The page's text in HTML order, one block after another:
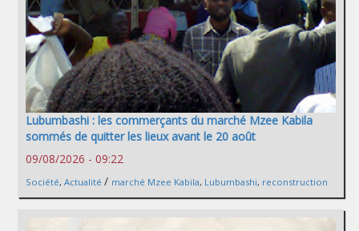
Lubumbashi : les commerçants du marché Mzee Kabila
sommés de quitter les lieux avant le 20 août
09/08/2026 - 09:22
Société, Actualité / marché Mzee Kabila, Lubumbashi, reconstruction